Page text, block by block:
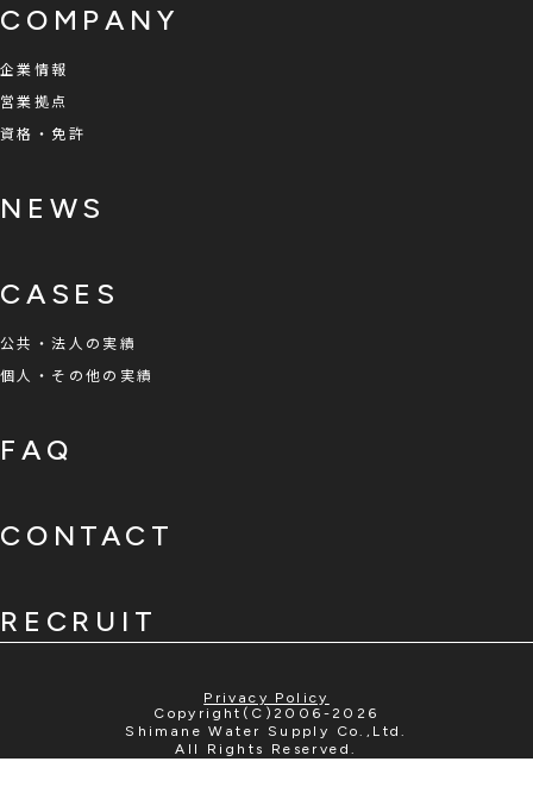
COMPANY
企業情報
営業拠点
資格・免許
NEWS
CASES
公共・法人の実績
個人・その他の実績
FAQ
CONTACT
RECRUIT
Copyright(C)2006-2026
Shimane Water Supply Co.,Ltd.
All Rights Reserved.
Privacy Policy